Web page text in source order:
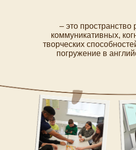
– это пространство
коммуникативных,
творческих
погружение в